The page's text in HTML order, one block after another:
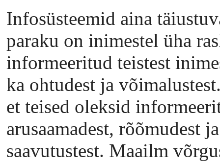
Infosüsteemid aina
paraku on inimestel üha
informeeritud teistest
ka ohtudest ja
et teised oleksid
arusaamadest, rõõmudest
saavutustest. Maailm